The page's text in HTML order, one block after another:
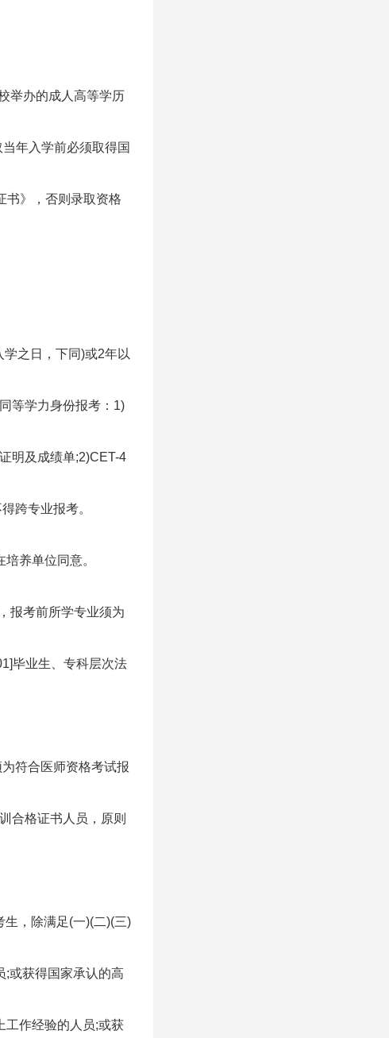
举办的成人高等学历
年入学前必须取得国
书》，否则录取资格
之日，下同)或2年以
等学力身份报考：1)
明及成绩单;2)CET-4
跨专业报考。
养单位同意。
报考前所学专业须为
毕业生、专科层次法
符合医师资格考试报
合格证书人员，原则
，除满足(一)(二)(三)
;或获得国家承认的高
工作经验的人员;或获